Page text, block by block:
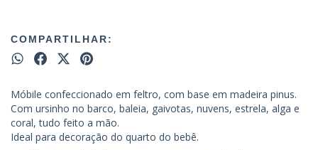
COMPARTILHAR:
Móbile confeccionado em feltro, com base em madeira pinus.
Com ursinho no barco, baleia, gaivotas, nuvens, estrela, alga e
coral, tudo feito a mão.
Ideal para decoração do quarto do bebê.